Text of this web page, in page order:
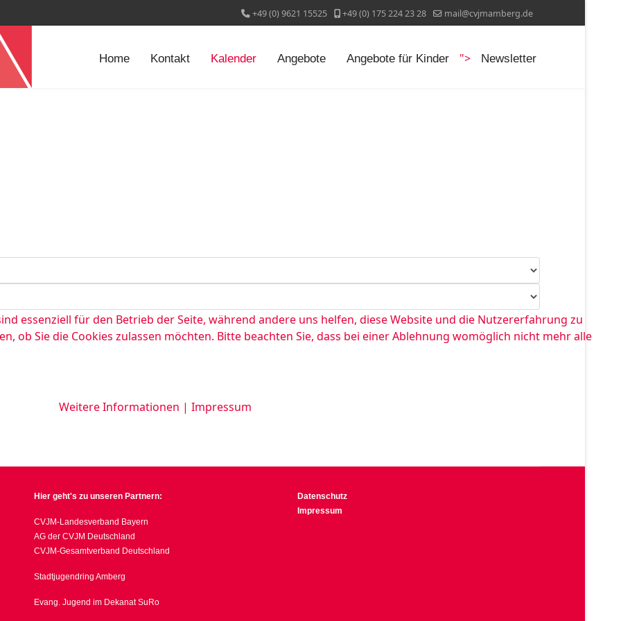
+49 (0) 9621 15525 +49 (0) 175 224 23 28 mail@cvjmamberg.de
Home Kontakt Kalender Angebote Angebote für Kinder "> Newsletter
Hier geht's zu unseren Partnern:
CVJM-Landesverband Bayern
AG der CVJM Deutschland
CVJM-Gesamtverband Deutschland
Stadtjugendring Amberg
Evang. Jugend im Dekanat SuRo
Datenschutz
Impressum
essenziell für den Betrieb der Seite, während andere uns helfen, diese Website und die Nutzererfahrung zu
ob Sie die Cookies zulassen möchten. Bitte beachten Sie, dass bei einer Ablehnung womöglich nicht mehr alle
Weitere Informationen | Impressum